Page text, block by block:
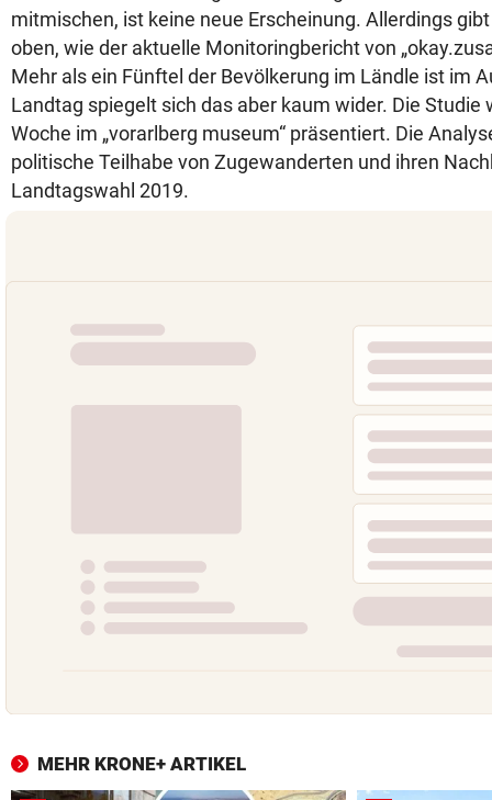
mitmischen, ist keine neue Erscheinung. Allerdings
oben, wie der aktuelle Monitoringbericht von
Mehr als ein Fünftel der Bevölkerung im Ländle ist im
Landtag spiegelt sich das aber kaum wider. Die Studie
Woche im „vorarlberg museum“ präsentiert. Die
politische Teilhabe von Zugewanderten und ihren
Landtagswahl 2019.
MEHR KRONE+ ARTIKEL